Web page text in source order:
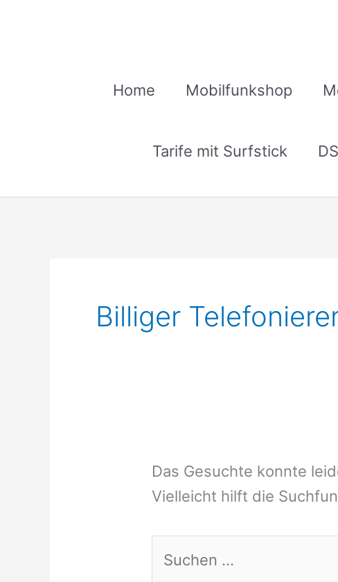
Home Mobilfunkshop
Tarife mit Surfstick
Billiger
Das Gesuchte konnte
Vielleicht hilft die
nach: